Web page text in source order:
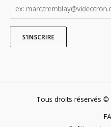
Tous droits réservés ©